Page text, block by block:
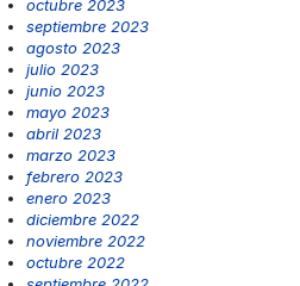
octubre 2023
septiembre 2023
agosto 2023
julio 2023
junio 2023
mayo 2023
abril 2023
marzo 2023
febrero 2023
enero 2023
diciembre 2022
noviembre 2022
octubre 2022